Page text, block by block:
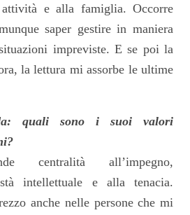
attività e alla famiglia. Occorre
saper gestire in maniera
impreviste. E se poi la
la lettura mi assorbe le ultime
quali sono i suoi valori
centralità all’impegno,
intellettuale e alla tenacia.
anche nelle persone che mi